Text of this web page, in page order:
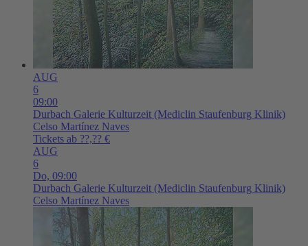
AUG
6
09:00
Durbach Galerie Kulturzeit (Mediclin Staufenburg Klinik)
Celso Martínez Naves
Tickets ab ??,?? €
AUG
6
Do, 09:00
Durbach Galerie Kulturzeit (Mediclin Staufenburg Klinik)
Celso Martínez Naves